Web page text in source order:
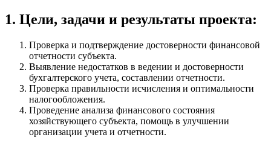
1. Цели, задачи и результаты проекта:
Проверка и подтверждение достоверности финансовой
отчетности субъекта.
Выявление недостатков в ведении и достоверности
бухгалтерского учета, составлении отчетности.
Проверка правильности исчисления и оптимальности
налогообложения.
Проведение анализа финансового состояния
хозяйствующего субъекта, помощь в улучшении
организации учета и отчетности.